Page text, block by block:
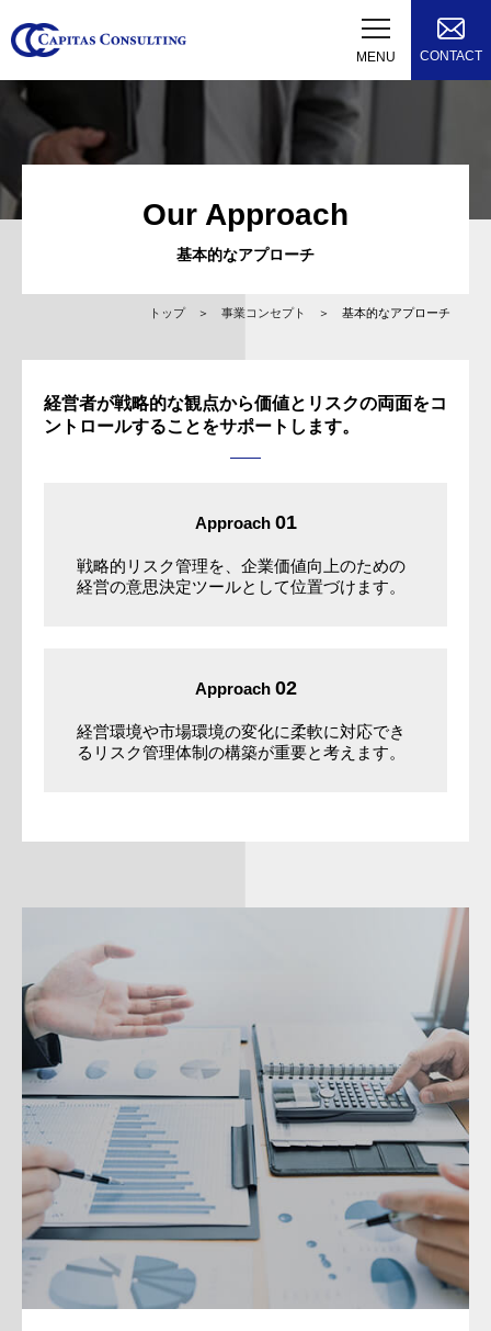
MENU CONTACT
Our Approach
基本的なアプローチ
トップ 事業コンセプト 基本的なアプローチ
経営者が戦略的な観点から価値とリスクの両面をコ
ントロールすることをサポートします。
Approach 01
戦略的リスク管理を、企業価値向上のための
経営の意思決定ツールとして位置づけます。
Approach 02
経営環境や市場環境の変化に柔軟に対応でき
るリスク管理体制の構築が重要と考えます。